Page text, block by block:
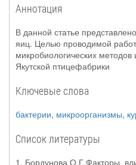
Аннотация
В данной статье
яиц. Целью проводимой
микробиологических
Якутской птицефабрики
Ключевые слова
бактерии, микроорганизмы,
Список литературы
1. Бордунова О.Г.Факторы,